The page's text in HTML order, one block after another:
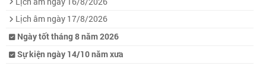
Lịch âm ngày 17/8/2026
Ngày tốt tháng 8 năm 2026
Sự kiện ngày 14/10 năm xưa